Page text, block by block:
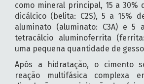
como mineral principal, 15 a 30%
dicálcico (belita: C2S), 5 a 15%
aluminato (aluminato: C3A) e 5
tetracálcio aluminoferrita
uma pequena quantidade de
Após a hidratação, o cimento
reação multifásica complexa